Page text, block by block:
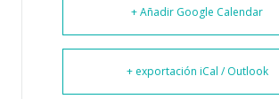
+ Añadir Google Calendar
+ exportación iCal / Outlook